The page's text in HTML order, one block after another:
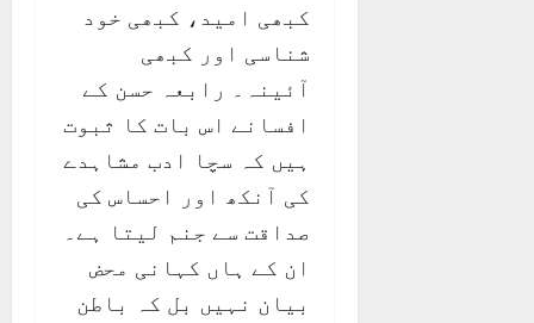
کبھی امید، کبھی خود
شناسی اور کبھی
آئینہ۔ رابعہ حسن کے
افسانے اس بات کا ثبوت
ہیں کہ سچا ادب مشاہدے
کی آنکھ اور احساس کی
صداقت سے جنم لیتا ہے۔
ان کے ہاں کہانی محض
بیان نہیں بل کہ باطن